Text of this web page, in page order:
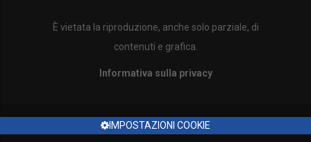
È vietata la riproduzione, anche solo parziale, di
contenuti e grafica.
Informativa sulla privacy
Copyright ©2023 Tutti i diritti sono riservati
IMPOSTAZIONI COOKIE